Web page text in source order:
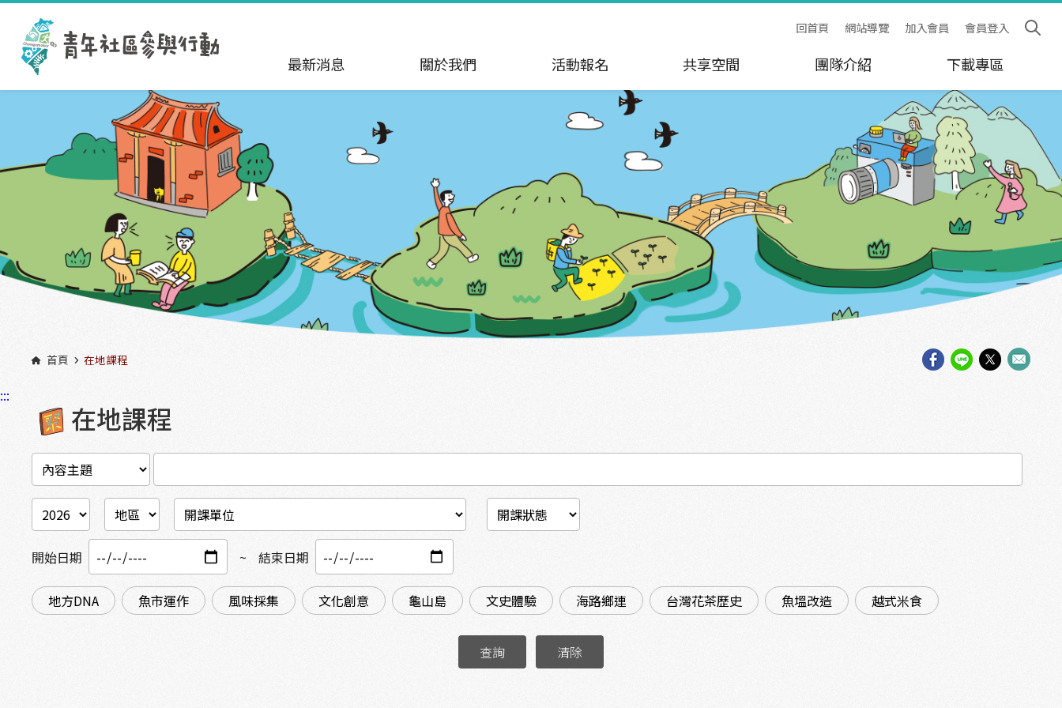
跳到主要內容區塊
回首頁 網站導覽 加入會員 會員登入
最新消息 關於我們 活動報名 共享空間 團隊介紹 下載專區
首頁 在地課程
:::
在地課程
開始日期 ~ 結束日期
地方DNA 魚市運作 風味採集 文化創意 龜山島 文史體驗 海路鄉連 台灣花茶歷史 魚塭改造 越式米食
查詢 清除